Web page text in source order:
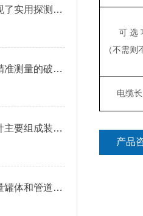
酒精浓度计的结构实现了实用探测的特点
乙二醇密度计：工业精准测量的破局利器
法兰式侧装差压密度计主要组成装置的详解
盐酸浓度计可用于测量罐体和管道中液体介质的浓度
可 选
（不需则
电缆
产品